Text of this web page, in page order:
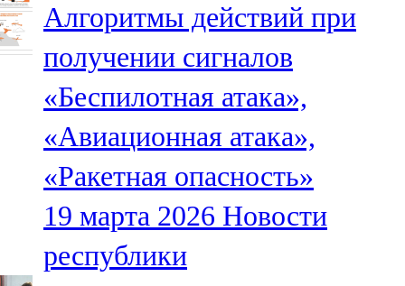
Мамадыш
106,2 FM
Минзәлә
107,3 FM
Мөслим
100,0 FM
Нурлат
Алгоритмы действий при
получении сигналов
«Беспилотная атака»,
«Авиационная атака»,
«Ракетная опасность»
19 марта 2026 Новости
республики